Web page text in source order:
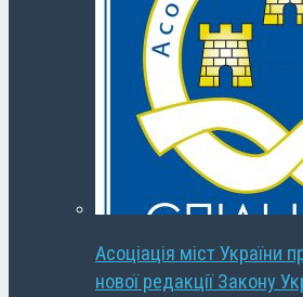
Асоціація міст України
нової редакції Закону